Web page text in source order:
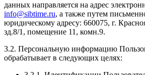
данных направляется на адрес
info@sibtime.ru, а также путем
юридическому адресу: 660075, г.
зд.8/1, помещение 11, комн.9.
3.2. Персональную информацию
обрабатывает в следующих целях: